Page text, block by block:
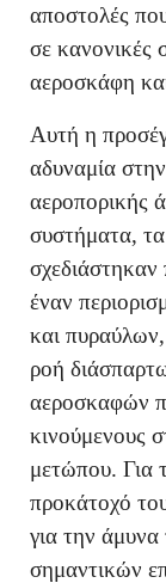
αποστολές
σε κανονικές
αεροσκάφη
Αυτή η
αδυναμία στην
αεροπορικής
συστήματα,
σχεδιάστηκαν
έναν
και
ροή
αεροσκαφών
κινούμενους
μετώπου. Για
προκάτοχό
για την άμυνα
σημαντικών